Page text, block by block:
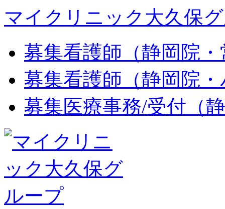
マイクリニック大久保
募集看護師（静岡院
募集看護師（静岡院
募集医療事務/受付（